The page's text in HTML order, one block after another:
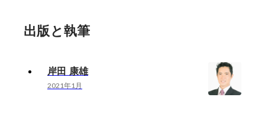
出版と執筆
岸田 康雄
2021年1月